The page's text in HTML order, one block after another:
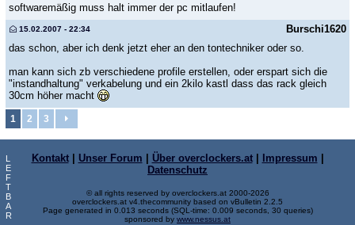
softwaremäßig muss halt immer der pc mitlaufen!
Burschi1620
15.02.2007 - 22:34
das schon, aber ich denk jetzt eher an den tontechniker oder so.
man kann sich zb verschiedene profile erstellen, oder erspart sich die
"instandhaltung" verkabelung und ein 2kilo kastl dass das rack gleich
30cm höher macht
1 2 3
L
E
F
T
B
A
R
Kontakt| Unser Forum | Über overclockers.at| Impressum |
Datenschutz
© all rights reserved by overclockers.at 2000-2026
overclockers.at v4.thecommunity based on vBulletin 2.2.5
Page generated in 0.013 seconds (SQL-time: 0.009 seconds, 30 queries)
sponsored by www.nessus.at